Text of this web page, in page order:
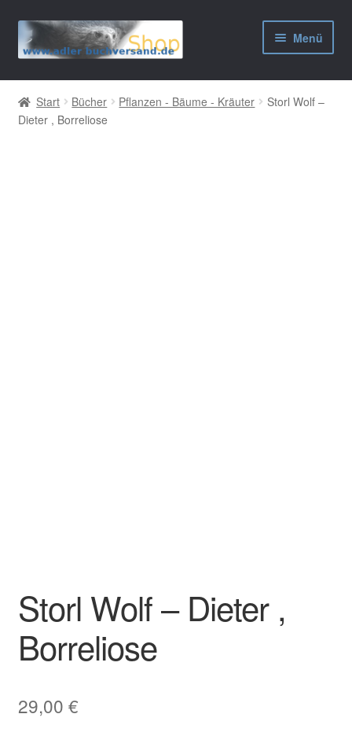
Zur
Navigation
Zum
Inhalt
Menü
AGB
Widerrufsbelehrung
Start Bücher Pflanzen - Bäume - Kräuter
Storl Wolf –
Dieter , Borreliose
Storl Wolf – Dieter ,
Borreliose
29,00 €